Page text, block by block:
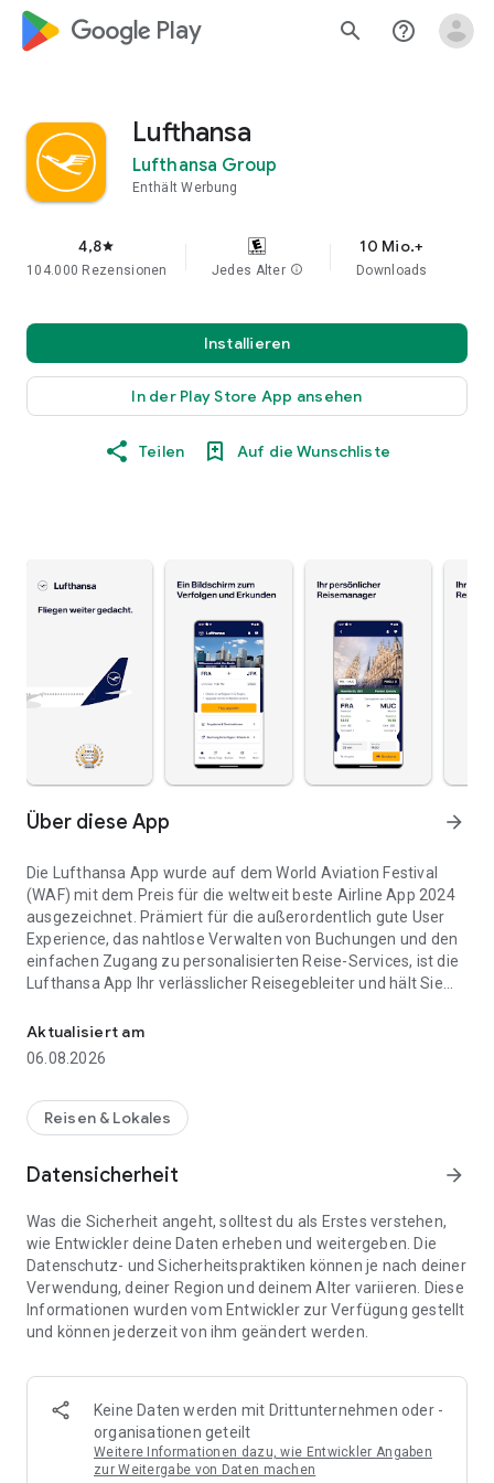
google_logo Play search help_outline
Lufthansa
Lufthansa Group
Enthält Werbung
4,8star
104.000 Rezensionen Jedes Alter info
10 Mio.+
Downloads
Installieren
In der Play Store App ansehen
Teilen Auf die Wunschliste
Über diese App arrow_forward
Die Lufthansa App wurde auf dem World Aviation Festival
(WAF) mit dem Preis für die weltweit beste Airline App 2024
ausgezeichnet. Prämiert für die außerordentlich gute User
Experience, das nahtlose Verwalten von Buchungen und den
einfachen Zugang zu personalisierten Reise-Services, ist die
Lufthansa App Ihr verlässlicher Reisegebleiter und hält Sie
auch bei Unregelmäßigkeiten.
🛫 Vor dem Flug
• Flug buchen, Sitzplatz reservieren und Gepäck hinzufügen:
Mietwagen, reservieren oder ändern Sie Ihren Sitzplatz im
• Online Check-in: Nutzen Sie die Lufthansa App, um für alle
Flüge der Lufthansa Group Netzwerk Airlines einzuchecken.
Sie erhalten Ihr digitales Flugticket direkt auf Ihr Smartphone
und können Ihre mobile Bordkarte bequem aus der App
heraus vorzeigen.
• Travel ID und Lufthansa Miles and More: Mit der neuen
digitalen Brieftasche können Sie mehrere
Zahlungsmethoden in Ihrem Travel ID Konto hinterlegen. So
funktioniert die Bezahlung immer und von überall nahtlos und
unkompliziert. Nutzen Sie Ihren Travel ID oder Lufthansa
Aktualisiert am
06.08.2026
Reisen & Lokales
Datensicherheit arrow_forward
Was die Sicherheit angeht, solltest du als Erstes verstehen,
wie Entwickler deine Daten erheben und weitergeben. Die
Datenschutz- und Sicherheitspraktiken können je nach deiner
Verwendung, deiner Region und deinem Alter variieren. Diese
Informationen wurden vom Entwickler zur Verfügung gestellt
und können jederzeit von ihm geändert werden.
Keine Daten werden mit Drittunternehmen oder -
organisationen geteilt
Weitere Informationen dazu, wie Entwickler Angaben
zur Weitergabe von Daten machen